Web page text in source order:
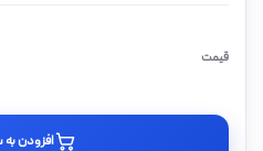
قیمت
افزودن